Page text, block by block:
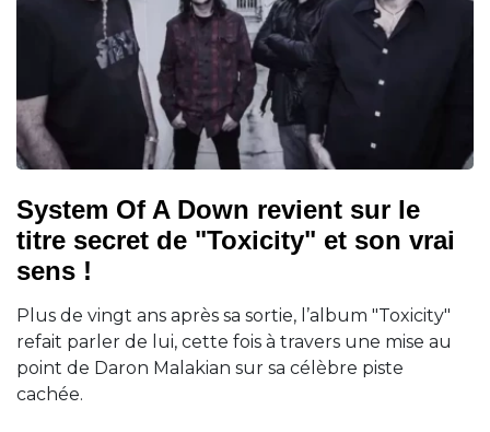
System Of A Down revient sur le
titre secret de "Toxicity" et son vrai
sens !
Plus de vingt ans après sa sortie, l’album "Toxicity"
refait parler de lui, cette fois à travers une mise au
point de Daron Malakian sur sa célèbre piste
cachée.